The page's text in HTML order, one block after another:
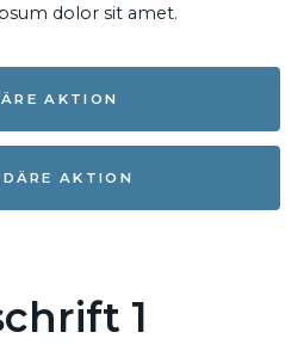
dolor sit amet.
AKTION
AKTION
1